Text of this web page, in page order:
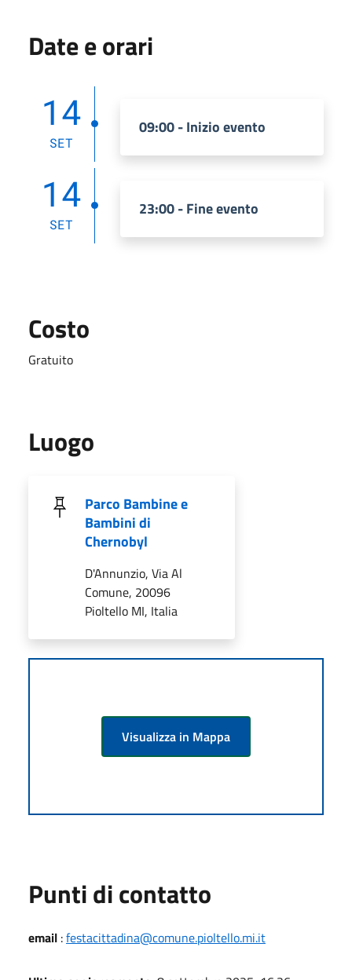
Date e orari
14
SET
09:00 - Inizio evento
14
SET
23:00 - Fine evento
Costo
Gratuito
Luogo
Parco Bambine e
Bambini di
Chernobyl
D'Annunzio, Via Al
Comune, 20096
Pioltello MI, Italia
Visualizza in Mappa
Punti di contatto
email :festacittadina@comune.pioltello.mi.it